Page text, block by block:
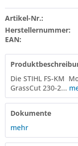
Artikel-Nr.:
Herstellernummer:
EAN:
Die STIHL FS-KM
GrassCut 230-2...
Dokumente
mehr